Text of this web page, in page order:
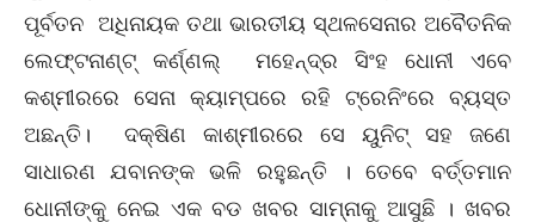
ପୂର୍ବତନ ଅଧିନାୟକ ତଥା ଭାରତୀୟ ସ୍ଥଳସେନାର ଅବୈତନିକ
ଲେଫ୍ଟନାଣ୍ଟ୍ କର୍ଣ୍ଣଲ୍ ମହେନ୍ଦ୍ର ସିଂହ ଧୋନୀ ଏବେ
କଶ୍ମୀରରେ ସେନା କ୍ୟାମ୍ପରେ ରହି ଟ୍ରେନିଂରେ ବ୍ୟସ୍ତ
ଅଛନ୍ତି। ଦକ୍ଷିଣ କାଶ୍ମୀରରେ ସେ ୟୁନିଟ୍ ସହ ଜଣେ
ସାଧାରଣ ଯବାନଙ୍କ ଭଳି ରହୁଛନ୍ତି । ତେବେ ବର୍ତ୍ତମାନ
ଧୋନୀଙ୍କୁ ନେଇ ଏକ ବଡ ଖବର ସାମ୍ନାକୁ ଆସୁଛି । ଖବର